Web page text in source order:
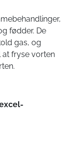
fødder. De
gas, og
at fryse vorten